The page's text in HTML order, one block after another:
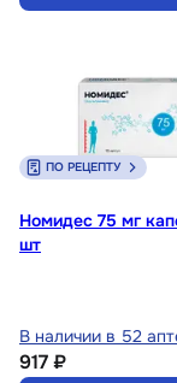
ПО РЕЦЕПТУ
Номидес 75 мг
шт
В наличии в 52
917 ₽